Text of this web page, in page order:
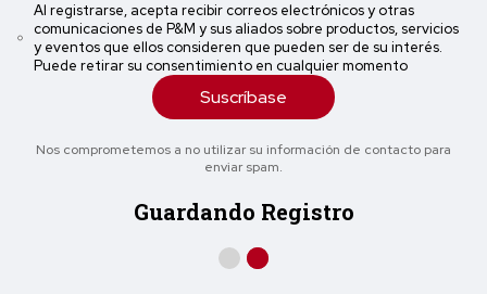
Al registrarse, acepta recibir correos electrónicos y otras
comunicaciones de P&M y sus aliados sobre productos, servicios
y eventos que ellos consideren que pueden ser de su interés.
Puede retirar su consentimiento en cualquier momento
Suscríbase
Nos comprometemos a no utilizar su información de contacto para
enviar spam.
Guardando Registro